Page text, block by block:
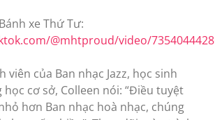
xe Thứ Tư:
@mhtproud/video/
viên của Ban nhạc Jazz, học sinh
học cơ sở, Colleen nói: “Điều tuyệt
hơn Ban nhạc hoà nhạc, chúng